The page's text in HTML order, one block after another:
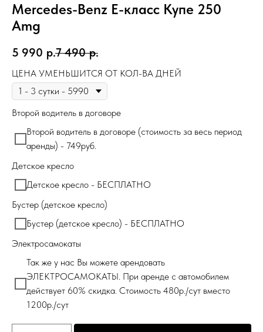
Mercedes-Benz E-класс Купе 250
Amg
5 990 р.7 490 р.
ЦЕНА УМЕНЬШИТСЯ ОТ КОЛ-ВА ДНЕЙ
Второй водитель в договоре
Второй водитель в договоре (стоимость за весь период
аренды) - 749руб.
Детское кресло
Детское кресло - БЕСПЛАТНО
Бустер (детское кресло)
Бустер (детское кресло) - БЕСПЛАТНО
Электросамокаты
Так же у нас Вы можете арендовать
ЭЛЕКТРОСАМОКАТЫ. При аренде с автомобилем
действует 60% скидка. Стоимость 480р./сут вместо
1200р./сут